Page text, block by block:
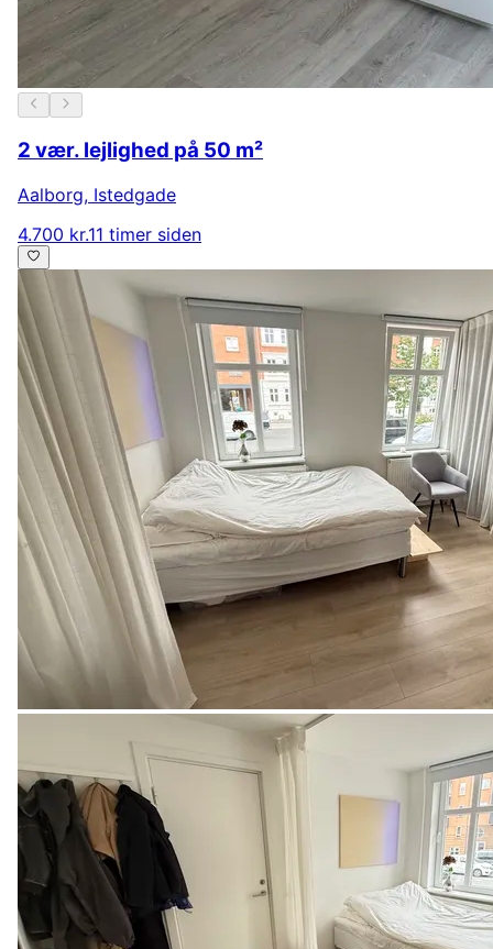
2 vær. lejlighed på 50 m²
Aalborg, Istedgade
4.700 kr.11 timer siden